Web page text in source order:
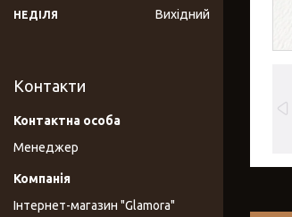
НЕДІЛЯ Вихідний
Контакти
Менеджер
Інтернет-магазин "Glamora"